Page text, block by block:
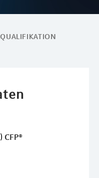
QUALIFIKATION